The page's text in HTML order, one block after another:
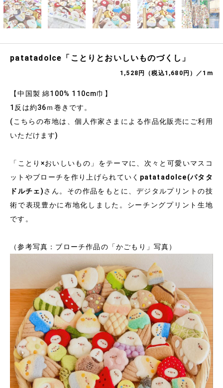
patatadolce「ことりとおいしいものづくし」
1,528円（税込1,680円）／1m
【中国製 綿100% 110cm巾】
1反は約36ｍ巻きです。
(こちらの布地は、個人作家さまによる作品化販売にご利用
いただけます)
「ことり×おいしいもの」をテーマに、次々と可愛いマスコ
ットやブローチを作り上げられていく patatadolce(パタタ
ドルチェ)さん。その作品をもとに、デジタルプリントの技
術で表現豊かに布地化しました。シーチングプリント生地
です。
（参考写真：ブローチ作品の「かごもり」写真）